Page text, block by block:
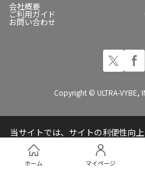
ホーム マイページ
会社概要
ご利用ガイド
お問い合わせ
Copyright © ULTRA-VYBE,
当サイトでは、サイトの利便性向
キー(Cookie)を使用しています
プライバシーポリシー